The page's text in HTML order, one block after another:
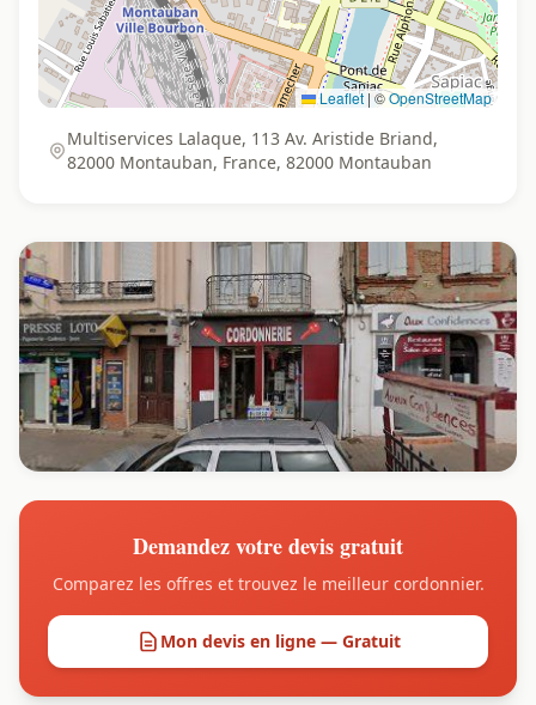
Leaflet|©OpenStreetMap
Multiservices Lalaque, 113 Av. Aristide Briand,
82000 Montauban, France, 82000 Montauban
Demandez votre devis gratuit
Comparez les offres et trouvez le meilleur cordonnier.
Mon devis en ligne — Gratuit